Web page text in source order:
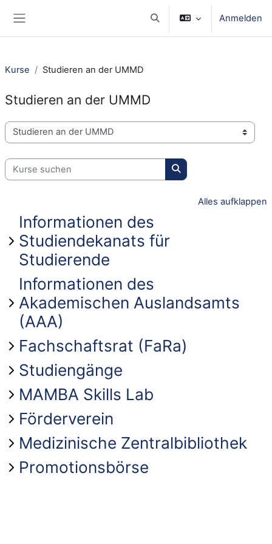
Sucheingabe umschalten
Anmelden
Kurse Studieren an der UMMD
Studieren an der UMMD
Kursbereiche
Kurse suchen
Kurse suchen
Alles aufklappen
Informationen des
Studiendekanats für
Studierende
Informationen des
Akademischen Auslandsamts
(AAA)
Fachschaftsrat (FaRa)
Studiengänge
MAMBA Skills Lab
Förderverein
Medizinische Zentralbibliothek
Promotionsbörse